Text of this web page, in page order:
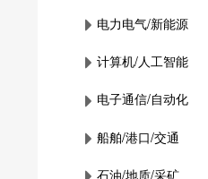
电力电气/新能源
计算机/人工智能
电子通信/自动化
船舶/港口/交通
石油/地质/采矿